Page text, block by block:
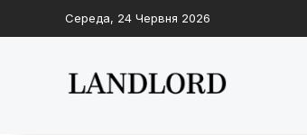
Середа, 24 Червня 2026